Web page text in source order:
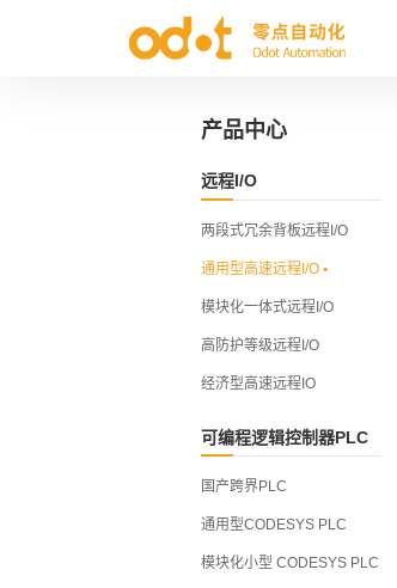
通用型高速远程I/O
模块化一体式远程I/O
产品中心
远程I/O
两段式冗余背板远程I/O
通用型高速远程I/O •
模块化一体式远程I/O
高防护等级远程I/O
经济型高速远程IO
可编程逻辑控制器PLC
国产跨界PLC
通用型CODESYS PLC
模块化小型 CODESYS PLC